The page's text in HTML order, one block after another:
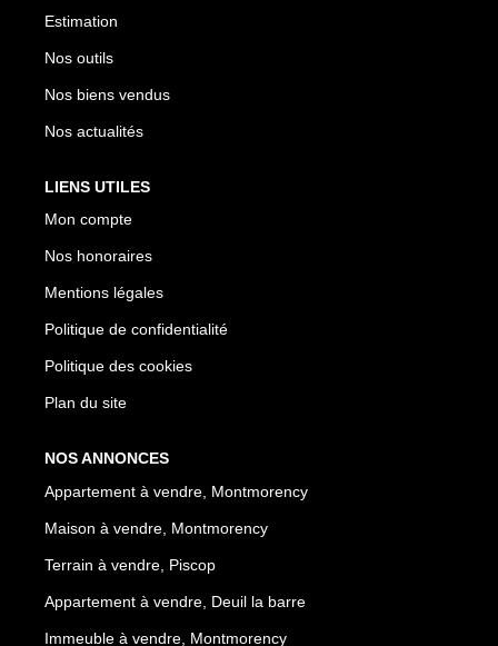
Estimation
Nos outils
Nos biens vendus
Nos actualités
LIENS UTILES
Mon compte
Nos honoraires
Mentions légales
Politique de confidentialité
Politique des cookies
Plan du site
NOS ANNONCES
Appartement à vendre, Montmorency
Maison à vendre, Montmorency
Terrain à vendre, Piscop
Appartement à vendre, Deuil la barre
Immeuble à vendre, Montmorency